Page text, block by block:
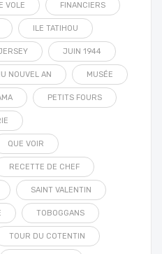
VOLE FINANCIERS
ILE TATIHOU
JUIN 1944
NOUVEL AN MUSÉE
PETITS FOURS
QUE VOIR
RECETTE DE CHEF
SAINT VALENTIN
TOBOGGANS
TOUR DU COTENTIN